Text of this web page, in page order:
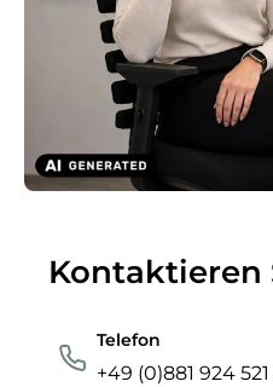
Kontaktieren
Telefon
+49 (0)881 924 521